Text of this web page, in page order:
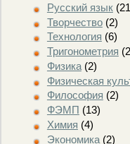
Русский язык
Творчество(2)
Технология (6)
Тригонометрия
Физика(2)
Физическая
Философия (2)
ФЭМП (13)
Химия (4)
Экономика(2)